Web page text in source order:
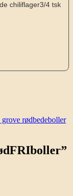
chiliflager3/4 tsk
rødbedeboller
”